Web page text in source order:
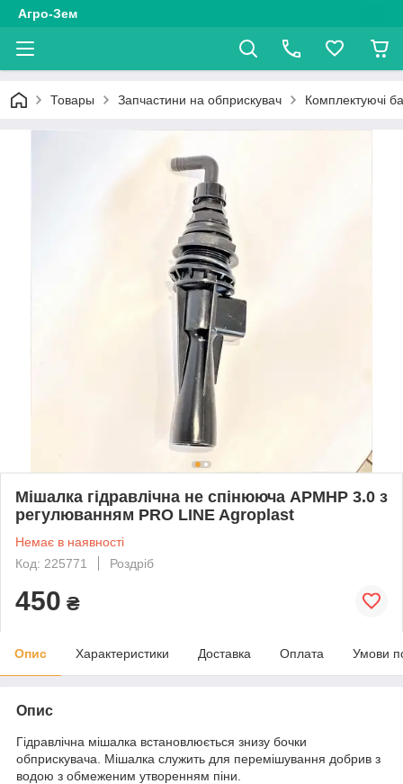
Агро-Зем
Товары Запчастини на обприскувач Комплектуючі
Мішалка гідравлічна не спінююча APMHP 3.0 з
регулюванням PRO LINE Agroplast
Немає в наявності
Код: 225771
Роздріб
450 ₴
Опис Характеристики Доставка Оплата Умови
Опис
Гідравлічна мішалка встановлюється знизу бочки
обприскувача. Мішалка служить для перемішування добрив з
водою з обмеженим утворенням піни.